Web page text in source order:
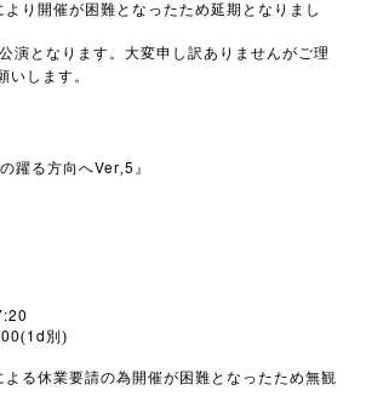
り開催が困難となったため延期となりまし
演となります。大変申し訳ありませんがご理
いします。
の躍る方向へVer,5 』
(1d 別)
る休業要請の為開催が困難となったため無観